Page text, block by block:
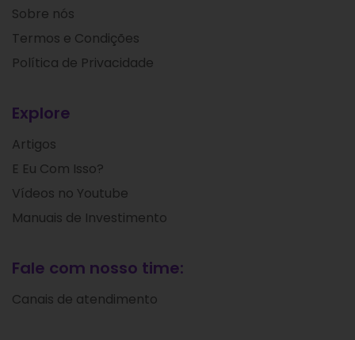
Sobre nós
Termos e Condições
Política de Privacidade
Explore
Artigos
E Eu Com Isso?
Vídeos no Youtube
Manuais de Investimento
Fale com nosso time:
Canais de atendimento